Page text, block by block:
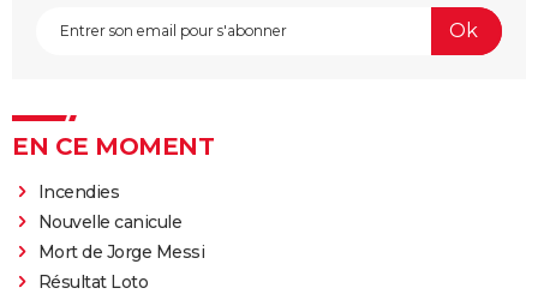
EN CE MOMENT
Incendies
Nouvelle canicule
Mort de Jorge Messi
Résultat Loto